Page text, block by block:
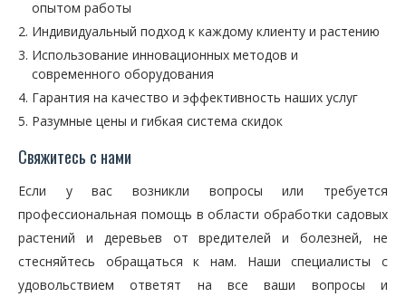
опытом работы
Индивидуальный подход к каждому клиенту и растению
Использование инновационных методов и
современного оборудования
Гарантия на качество и эффективность наших услуг
Разумные цены и гибкая система скидок
Свяжитесь с нами
Если у вас возникли вопросы или требуется
профессиональная помощь в области обработки садовых
растений и деревьев от вредителей и болезней, не
стесняйтесь обращаться к нам. Наши специалисты с
удовольствием ответят на все ваши вопросы и